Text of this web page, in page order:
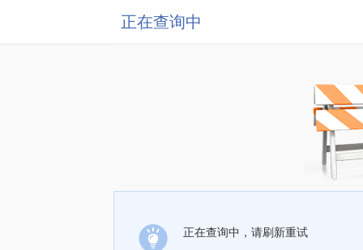
正在查询中
正在查询中，请刷新重试